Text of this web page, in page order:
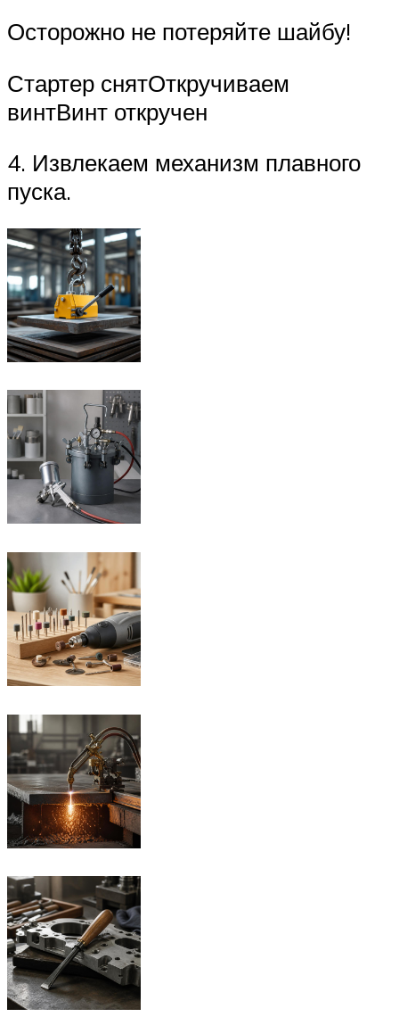
Осторожно не потеряйте шайбу!
Стартер снятОткручиваем
винтВинт откручен
4. Извлекаем механизм плавного
пуска.